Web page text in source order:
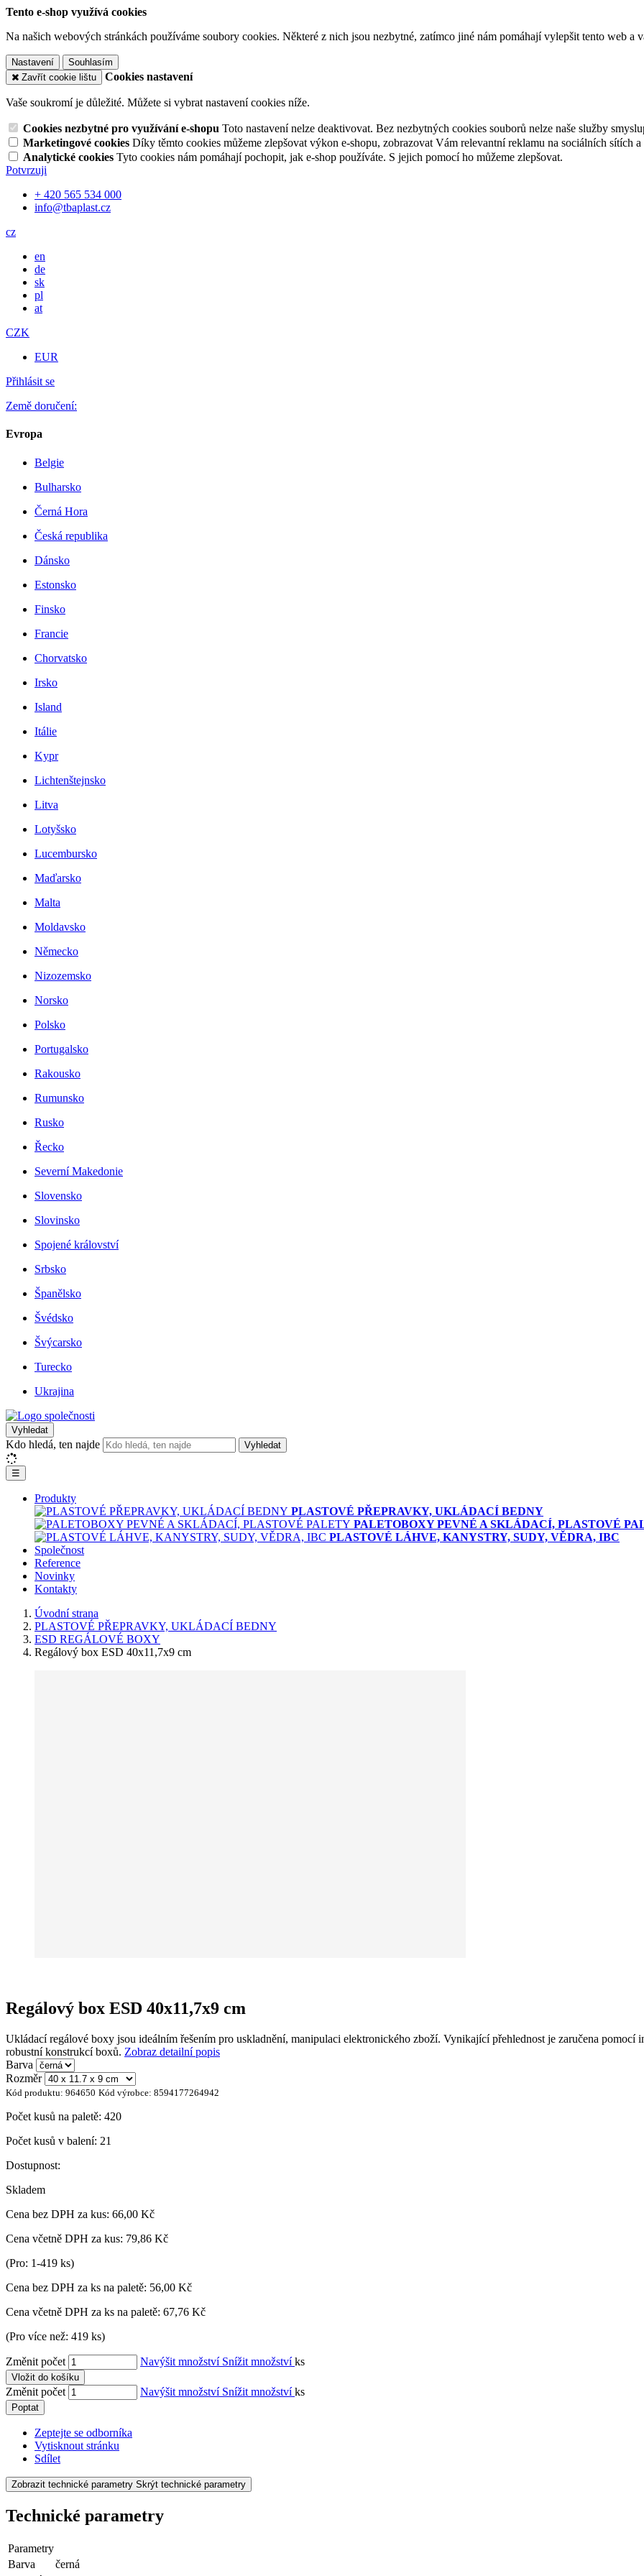
Tento e-shop využívá cookies
Na našich webových stránkách používáme soubory cookies. Některé z nich jsou nezbytné, zatímco jiné nám pomáhají vylepšit tento web a
Nastavení
Souhlasím
Zavřít cookie lištu
Cookies nastavení
Vaše soukromí je důležité. Můžete si vybrat nastavení cookies níže.
Cookies nezbytné pro využívání e-shopu Toto nastavení nelze deaktivovat. Bez nezbytných cookies souborů nelze naše služby
Marketingové cookies Díky těmto cookies můžeme zlepšovat výkon e-shopu, zobrazovat Vám relevantní reklamu na sociálních sítích
Analytické cookies Tyto cookies nám pomáhají pochopit, jak e-shop používáte. S jejich pomocí ho můžeme zlepšovat.
Potvrzuji
+ 420 565 534 000
info@tbaplast.cz
cz
en
de
sk
pl
at
CZK
EUR
Přihlásit se
Země doručení:
Evropa
Belgie
Bulharsko
Černá Hora
Česká republika
Dánsko
Estonsko
Finsko
Francie
Chorvatsko
Irsko
Island
Itálie
Kypr
Lichtenštejnsko
Litva
Lotyšsko
Lucembursko
Maďarsko
Malta
Moldavsko
Německo
Nizozemsko
Norsko
Polsko
Portugalsko
Rakousko
Rumunsko
Rusko
Řecko
Severní Makedonie
Slovensko
Slovinsko
Spojené království
Srbsko
Španělsko
Švédsko
Švýcarsko
Turecko
Ukrajina
Vyhledat
Kdo hledá, ten najde Vyhledat
☰
Produkty
PLASTOVÉ PŘEPRAVKY, UKLÁDACÍ BEDNY
PALETOBOXY PEVNÉ A SKLÁDACÍ, PLASTOVÉ
PLASTOVÉ LÁHVE, KANYSTRY, SUDY, VĚDRA, IBC
Společnost
Reference
Novinky
Kontakty
Úvodní strana
PLASTOVÉ PŘEPRAVKY, UKLÁDACÍ BEDNY
ESD REGÁLOVÉ BOXY
Regálový box ESD 40x11,7x9 cm
Regálový box ESD 40x11,7x9 cm
Ukládací regálové boxy jsou ideálním řešením pro uskladnění, manipulaci elektronického zboží. Vynikající přehlednost je zaručena pomocí
robustní konstrukcí boxů. Zobraz detailní popis
Barva
Rozměr
Kód produktu: 964650 Kód výrobce: 8594177264942
Počet kusů na paletě: 420
Počet kusů v balení: 21
Dostupnost:
Skladem
Cena bez DPH za kus: 66,00 Kč
Cena včetně DPH za kus: 79,86 Kč
(Pro: 1-419 ks)
Cena bez DPH za ks na paletě: 56,00 Kč
Cena včetně DPH za ks na paletě: 67,76 Kč
(Pro více než: 419 ks)
Změnit počet Navýšit množství Snížit množstvíks
Vložit do košíku
Změnit počet Navýšit množství Snížit množstvíks
Poptat
Zeptejte se odborníka
Vytisknout stránku
Sdílet
Zobrazit technické parametry Skrýt technické parametry
Technické parametry
Parametry
Barva
černá